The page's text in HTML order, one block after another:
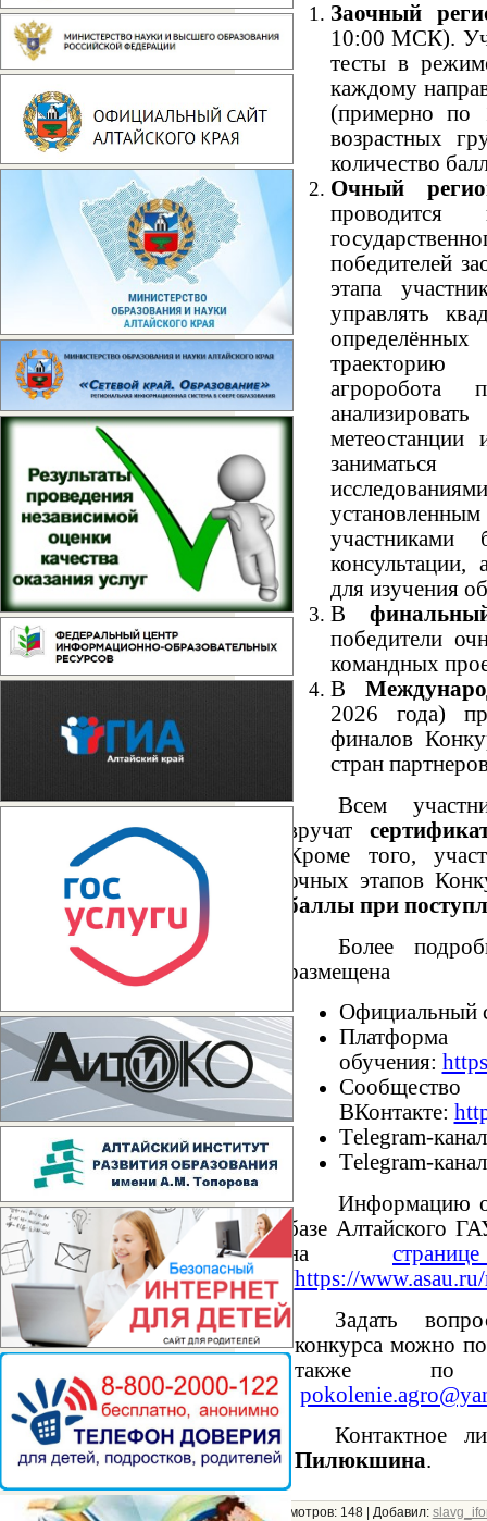
Заочный
10:00 МСК).
тесты в
каждому
(примерно по
возрастных
количество
Очный
проводится
победителей
этапа
управлять
агроробота
метеостанции
участниками
для изучения
В
победители
командных
В
2026 года)
финалов
стран
Всем
вручат
Кроме того,
очных этапов
баллы при
Более
размещена
Официальный
обучения:
Сообщество
ВКонтакте:
Тelegram-
Тelegram-
Информацию о
базе Алтайского
на
(https://
Задать
конкурса можно
также по
Контактное
Пилюкшина.
Просмотров: 148 | Добавил: